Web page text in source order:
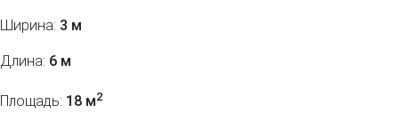
Ширина: 3 м
Длина: 6 м
Площадь: 18 м2